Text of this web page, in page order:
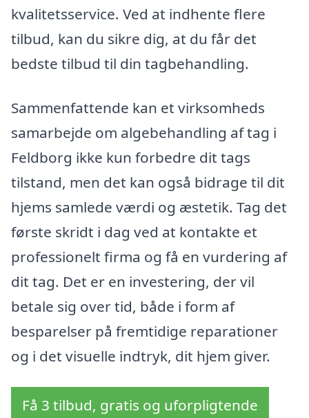
kvalitetsservice. Ved at indhente flere
tilbud, kan du sikre dig, at du får det
bedste tilbud til din tagbehandling.
Sammenfattende kan et virksomheds
samarbejde om algebehandling af tag i
Feldborg ikke kun forbedre dit tags
tilstand, men det kan også bidrage til dit
hjems samlede værdi og æstetik. Tag det
første skridt i dag ved at kontakte et
professionelt firma og få en vurdering af
dit tag. Det er en investering, der vil
betale sig over tid, både i form af
besparelser på fremtidige reparationer
og i det visuelle indtryk, dit hjem giver.
Få 3 tilbud, gratis og uforpligtende